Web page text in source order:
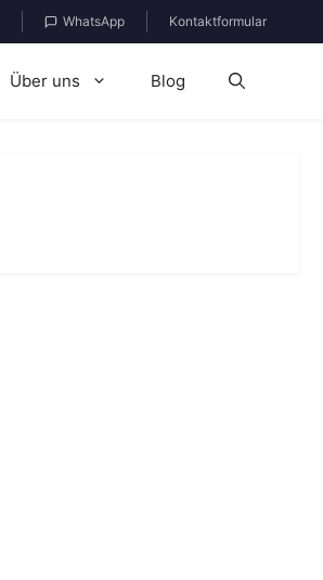
WhatsApp Kontaktformular
Über uns Blog